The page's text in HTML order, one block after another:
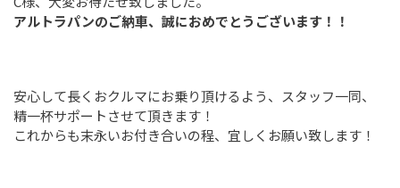
アルトラパンのご納車、誠におめでとうございます！！
安心して長くおクルマにお乗り頂けるよう、スタッフ一同、
精一杯サポートさせて頂きます！
これからも末永いお付き合いの程、宜しくお願い致します！